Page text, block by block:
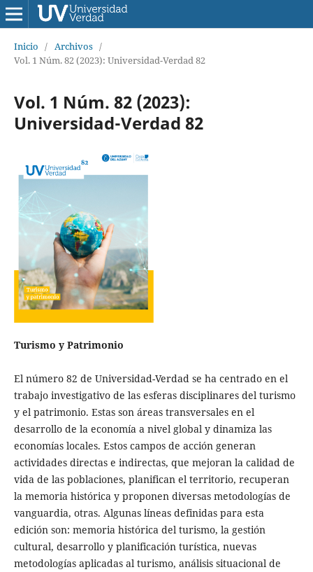
Inicio / Archivos /
Vol. 1 Núm. 82 (2023): Universidad-Verdad 82
Vol. 1 Núm. 82 (2023):
Universidad-Verdad 82
Turismo y Patrimonio
El número 82 de Universidad-Verdad se ha centrado en el
trabajo investigativo de las esferas disciplinares del turismo
y el patrimonio. Estas son áreas transversales en el
desarrollo de la economía a nivel global y dinamiza las
economías locales. Estos campos de acción generan
actividades directas e indirectas, que mejoran la calidad de
vida de las poblaciones, planifican el territorio, recuperan
la memoria histórica y proponen diversas metodologías de
vanguardia, otras. Algunas líneas definidas para esta
edición son: memoria histórica del turismo, la gestión
cultural, desarrollo y planificación turística, nuevas
metodologías aplicadas al turismo, análisis situacional de